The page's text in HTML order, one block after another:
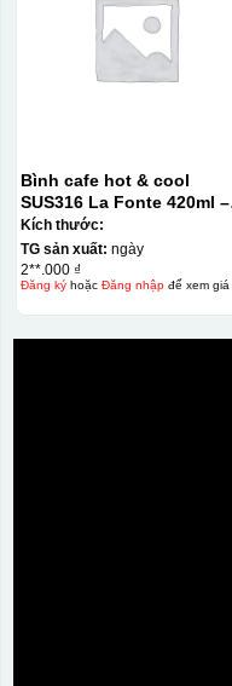
Bình cafe hot & cool
SUS316 La Fonte 420ml –
012775
Kích thước:
TG sản xuất: ngày
2**.000 ₫
Đăng kýhoặc Đăng nhậpđể xem giá